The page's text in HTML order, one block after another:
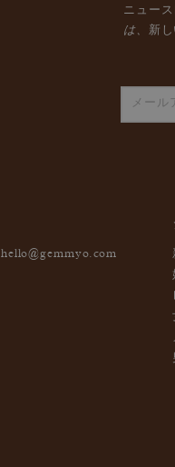
ニュー
は、
新
hello@gemmyo.com